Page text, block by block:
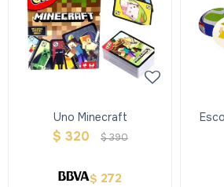
Uno Minecraft
$ 320 $390
$ 272